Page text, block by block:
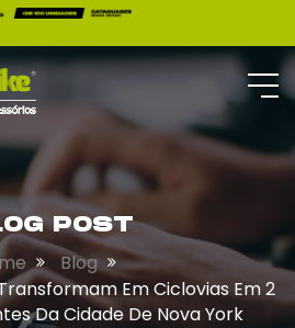
POST
Blog
Em Ciclovias Em 2
Da Cidade De Nova York